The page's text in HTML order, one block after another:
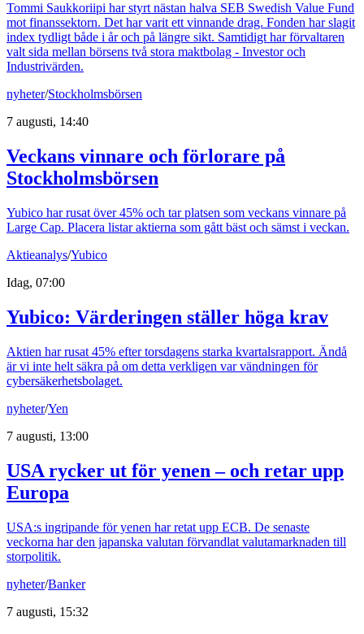
Tommi Saukkoriipi har styrt nästan halva SEB Swedish Value Fund
mot finanssektorn. Det har varit ett vinnande drag. Fonden har slagit
index tydligt både i år och på längre sikt. Samtidigt har förvaltaren
valt sida mellan börsens två stora maktbolag - Investor och
Industrivärden.
nyheter/Stockholmsbörsen
7 augusti, 14:40
Veckans vinnare och förlorare på
Stockholmsbörsen
Yubico har rusat över 45% och tar platsen som veckans vinnare på
Large Cap. Placera listar aktierna som gått bäst och sämst i veckan.
Aktieanalys/Yubico
Idag, 07:00
Yubico: Värderingen ställer höga krav
Aktien har rusat 45% efter torsdagens starka kvartalsrapport. Ändå
är vi inte helt säkra på om detta verkligen var vändningen för
cybersäkerhetsbolaget.
nyheter/Yen
7 augusti, 13:00
USA rycker ut för yenen – och retar upp
Europa
USA:s ingripande för yenen har retat upp ECB. De senaste
veckorna har den japanska valutan förvandlat valutamarknaden till
storpolitik.
nyheter/Banker
7 augusti, 15:32